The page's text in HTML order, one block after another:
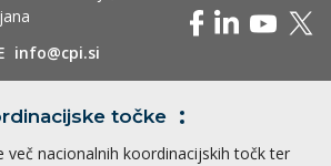
info@cpi.si
točke
več nacionalnih koordinacijskih točk ter